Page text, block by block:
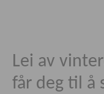
Lei av
får deg til å